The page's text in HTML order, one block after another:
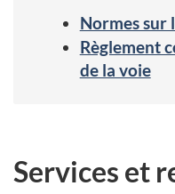
Normes sur
Règlement
de la voie
and
Services et